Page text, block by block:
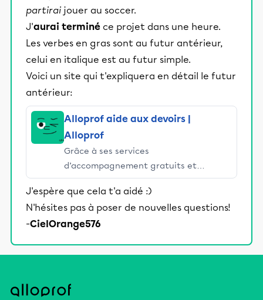
partirai jouer au soccer.
J'aurai terminé ce projet dans une heure.
Les verbes en gras sont au futur antérieur,
celui en italique est au futur simple.
Voici un site qui t'expliquera en détail le futur
antérieur:
Alloprof aide aux devoirs |
Alloprof
Grâce à ses services
d’accompagnement gratuits et
stimulants, Alloprof engage les élèves
et leurs parents dans la réussite
éducative.
J'espère que cela t'a aidé :)
N'hésites pas à poser de nouvelles questions!
-CielOrange576